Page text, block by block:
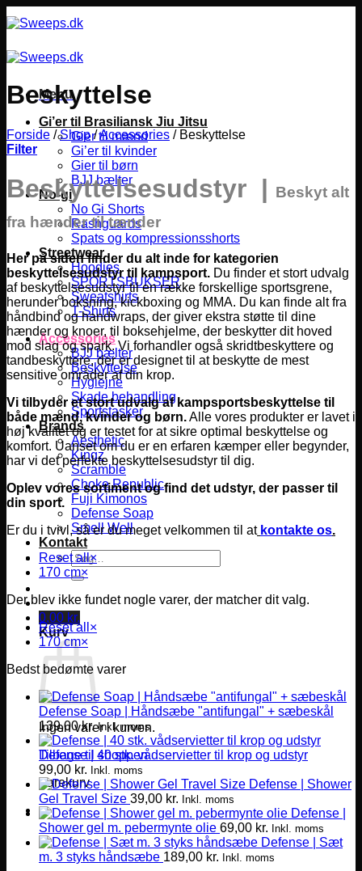
til
Menu
Gi’er til Brasiliansk Jiu Jitsu
Gier til mænd
Gi’er til kvinder
Gier til børn
BJJ bælter
No-gi
No Gi Shorts
Rashguards
Spats og kompressionsshorts
Streetwear
Hoodies
SPORTSBUKSER
Sweatshirts
T-Shirts
Accessories
BJJ bælter
Beskyttelse
Hygiejne
Skade behandling
Sportstasker
Brands
Aesthetic
Kingz
Scramble
Choke Republic
Fuji Kimonos
Defense Soap
Smell Well
Kontakt
Søg
efter:
0,00 kr.
Kurv
Ingen varer i kurven.
Tilbage til shoppen
Varekurv
Beskyttelse
Forside / Shop /Accessories /Beskyttelse
Filter
Beskyttelsesudstyr | Beskyt alt
fra hænder til tænder
Her på siden finder du alt inde for kategorien
beskyttelsesudstyr til kampsport. Du finder et stort udvalg
af beskyttelsesudstyr til en række forskellige sportsgrene,
herunder boksning, kickboxing og MMA. Du kan finde alt fra
håndbind og handwraps, der giver ekstra støtte til dine
hænder og knoer, til boksehjelme, der beskytter dit hoved
mod slag og spark. Vi forhandler også skridtbeskyttere og
tandbeskyttere, der er designet til at beskytte de mest
sensitive områder af din krop.
Vi tilbyder et stort udvalg af kampsportsbeskyttelse til
både mænd, kvinder og børn.Alle vores produkter er lavet i
høj kvalitet og er testet for at sikre optimal beskyttelse og
komfort. Uanset om du er en erfaren kæmper eller begynder,
har vi det perfekte beskyttelsesudstyr til dig.
Oplev vores sortiment og find det udstyr, der passer til
din sport.
Er du i tvivl, så er du meget velkommen til at kontakte os.
Reset all×
170 cm×
Der blev ikke fundet nogle varer, der matcher dit valg.
Reset all ×
170 cm×
Bedst bedømte varer
Defense Soap | Håndsæbe "antifungal" + sæbeskål
139,00kr. Inkl. moms
Defense | 40 stk. vådservietter til krop og udstyr
99,00 kr. Inkl. moms
Defense | Shower
Gel Travel Size 39,00 kr. Inkl. moms
Defense |
Shower gel m. pebermynte olie 69,00 kr. Inkl. moms
Defense | Sæt
m. 3 styks håndsæbe 189,00 kr. Inkl. moms